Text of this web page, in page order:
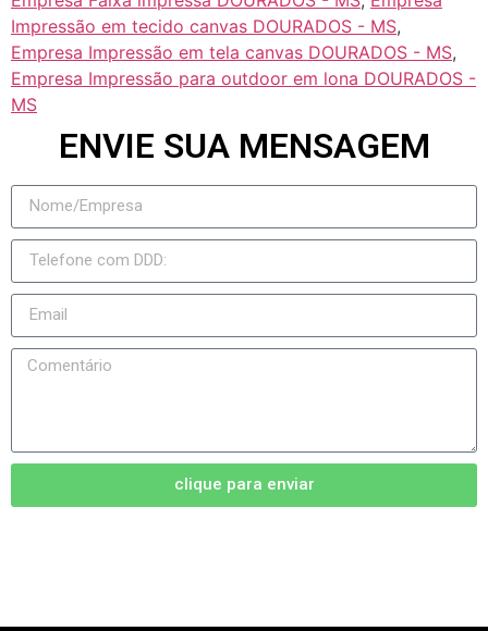
Impressão em tecido canvas DOURADOS - MS,
Empresa Impressão em tela canvas DOURADOS - MS,
Empresa Impressão para outdoor em lona DOURADOS -
MS
ENVIE SUA MENSAGEM
clique para enviar